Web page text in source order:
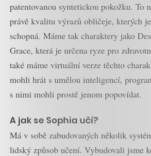
patentovanou syntetickou pokožku. To
právě kvalitu výrazů obličeje, kterých
schopná. Máme tak charaktery jako
Grace, která je určena ryze pro
také máme virtuální verze těchto
mohli hrát s umělou inteligencí,
s nimi mohli prostě jenom popovídat.
A jak se Sophia učí?
Má v sobě zabudovaných několik
lidský způsob učení. Vybudovali jsme